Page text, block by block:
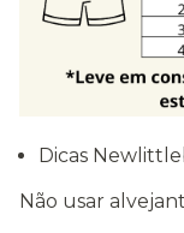
Dicas
Não usar